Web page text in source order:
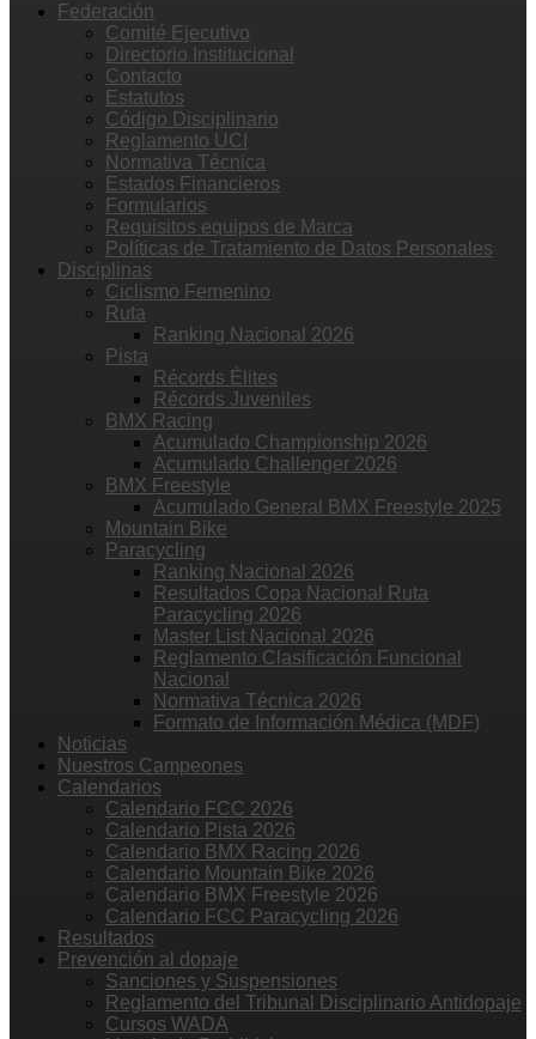
Federación
Comité Ejecutivo
Directorio Institucional
Contacto
Estatutos
Código Disciplinario
Reglamento UCI
Normativa Técnica
Estados Financieros
Formularios
Requisitos equipos de Marca
Políticas de Tratamiento de Datos Personales
Disciplinas
Ciclismo Femenino
Ruta
Ranking Nacional 2026
Pista
Récords Élites
Récords Juveniles
BMX Racing
Acumulado Championship 2026
Acumulado Challenger 2026
BMX Freestyle
Acumulado General BMX Freestyle 2025
Mountain Bike
Paracycling
Ranking Nacional 2026
Resultados Copa Nacional Ruta
Paracycling 2026
Master List Nacional 2026
Reglamento Clasificación Funcional
Nacional
Normativa Técnica 2026
Formato de Información Médica (MDF)
Noticias
Nuestros Campeones
Calendarios
Calendario FCC 2026
Calendario Pista 2026
Calendario BMX Racing 2026
Calendario Mountain Bike 2026
Calendario BMX Freestyle 2026
Calendario FCC Paracycling 2026
Resultados
Prevención al dopaje
Sanciones y Suspensiones
Reglamento del Tribunal Disciplinario Antidopaje
Cursos WADA